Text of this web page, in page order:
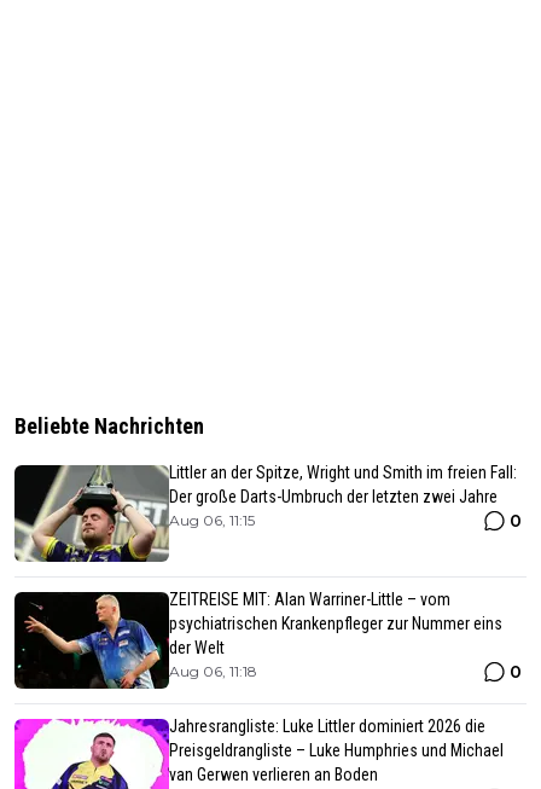
Beliebte Nachrichten
Littler an der Spitze, Wright und Smith im freien Fall:
Der große Darts-Umbruch der letzten zwei Jahre
Aug 06, 11:15 0
ZEITREISE MIT: Alan Warriner-Little – vom
psychiatrischen Krankenpfleger zur Nummer eins
der Welt
Aug 06, 11:18 0
Jahresrangliste: Luke Littler dominiert 2026 die
Preisgeldrangliste – Luke Humphries und Michael
van Gerwen verlieren an Boden